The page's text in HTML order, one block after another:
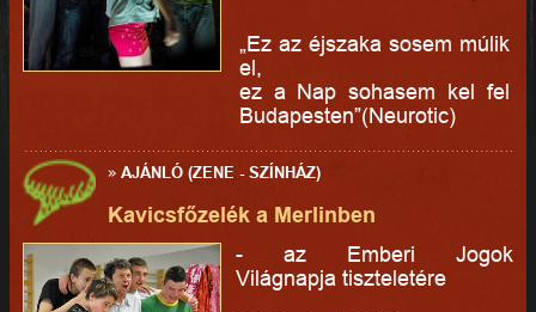
„Ez az éjszaka sosem múlik
el,
ez a Nap sohasem kel fel
Budapesten”(Neurotic)
»AJÁNLÓ (ZENE - SZÍNHÁZ)
Kavicsfőzelék a Merlinben
- az Emberi Jogok
Világnapja tiszteletére